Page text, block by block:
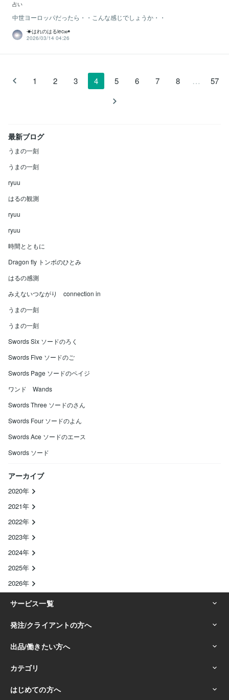
占い
中世ヨーロッパだったら・・こんな感じでしょうか・・
☀はれのはるiec∞◉
2026/03/14 04:26
1 2 3 4 5 6 7 8 … 57
最新ブログ
うまの一刻
うまの一刻
ryuu
はるの観測
ryuu
ryuu
時間とともに
Dragon fly トンボのひとみ
はるの感測
みえないつながり connection in
うまの一刻
うまの一刻
Swords Six ソードのろく
Swords Five ソードのご
Swords Page ソードのペイジ
ワンド Wands
Swords Three ソードのさん
Swords Four ソードのよん
Swords Ace ソードのエース
Swords ソード
アーカイブ
2020年
2021年
2022年
2023年
2024年
2025年
2026年